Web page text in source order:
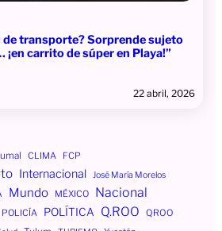
de transporte? Sorprende sujeto
carrito de súper en Playa!”
22 abril, 2026
CLIMA FCP
Internacional
José María Morelos
Mundo MÉXICO Nacional
POLICÍA POLÍTICA Q.ROO QROO